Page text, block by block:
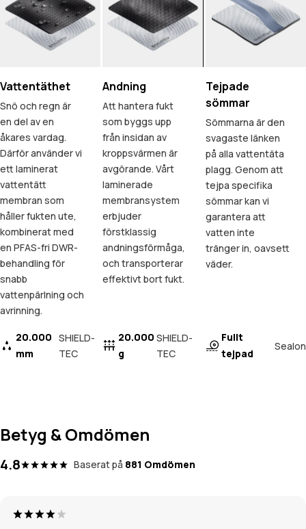
Vattentäthet
Snö och regn är
en del av en
åkares vardag.
Därför använder vi
ett laminerat
vattentätt
membran som
håller fukten ute,
kombinerat med
en PFAS-fri DWR-
behandling för
snabb
vattenpärlning och
avrinning.
20.000
mm
SHIELD-
TEC
Andning
Att hantera fukt
som byggs upp
från insidan av
kroppsvärmen är
avgörande. Vårt
laminerade
membransystem
erbjuder
förstklassig
andningsförmåga,
och transporterar
effektivt bort fukt.
20.000
g
SHIELD-
TEC
Tejpade
sömmar
Sömmarna är den
svagaste länken
på alla vattentäta
plagg. Genom att
tejpa specifika
sömmar kan vi
garantera att
vatten inte
tränger in, oavsett
väder.
Fullt
tejpad
Sealon
Betyg & Omdömen
4.8 Baserat på 881 Omdömen